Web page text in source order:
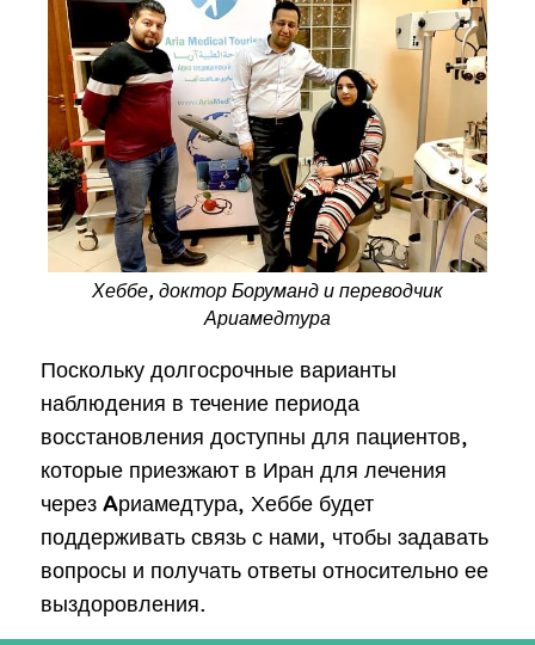
Хеббе, доктор Боруманд и переводчик
Ариамедтура
Поскольку долгосрочные варианты
наблюдения в течение периода
восстановления доступны для пациентов,
которые приезжают в Иран для лечения
через Aриамедтура, Хеббе будет
поддерживать связь с нами, чтобы задавать
вопросы и получать ответы относительно ее
выздоровления.